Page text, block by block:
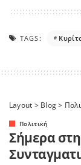
TAGS:
Layout > Blog>
Πολιτική
Σήμερα